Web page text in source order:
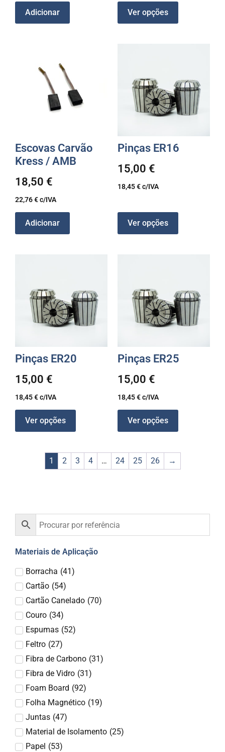
Materiais de Aplicação
Borracha (41)
Cartão (54)
Cartão Canelado (70)
Couro (34)
Espumas (52)
Feltro (27)
Fibra de Carbono (31)
Fibra de Vidro (31)
Foam Board (92)
Folha Magnético (19)
Juntas (47)
Material de Isolamento (25)
Papel (53)
Adicionar Ver opções
Escovas Carvão
Kress / AMB
18,50 €
22,76€c/IVA
Adicionar
Pinças ER16
15,00 €
18,45€c/IVA
Ver opções
Pinças ER20
15,00 €
18,45€c/IVA
Ver opções
Pinças ER25
15,00 €
18,45€c/IVA
Ver opções
1 2 3 4 … 24 25 26 →